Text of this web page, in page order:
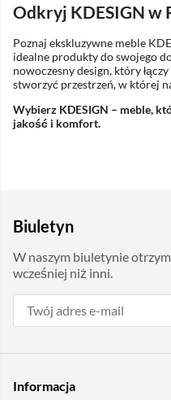
Odkryj KDESIGN w
Poznaj ekskluzywne meble
idealne produkty do swojego
nowoczesny design, który
stworzyć przestrzeń, w której
Wybierz KDESIGN – meble,
jakość i komfort.
Biuletyn
W naszym biuletynie
wcześniej niż inni.
Informacja